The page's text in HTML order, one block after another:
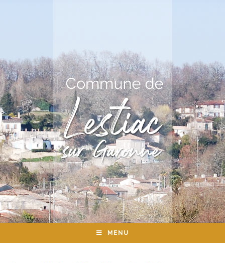
MENU